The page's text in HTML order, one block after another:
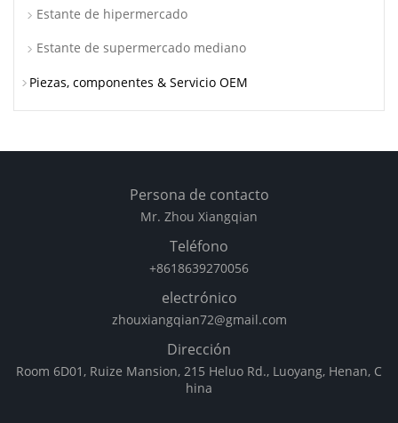
Estante de hipermercado
Estante de supermercado mediano
Piezas, componentes & Servicio OEM
Persona de contacto
Mr. Zhou Xiangqian
Teléfono
+8618639270056
electrónico
zhouxiangqian72@gmail.com
Dirección
Room 6D01, Ruize Mansion, 215 Heluo Rd., Luoyang, Henan, C
hina